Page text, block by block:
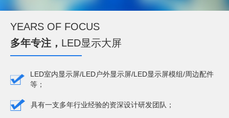
YEARS OF FOCUS
多年专注， LED显示大屏
LED室内显示屏/LED户外显示屏/LED显示屏模组/周边配件
等；
具有一支多年行业经验的资深设计研发团队；